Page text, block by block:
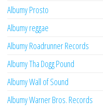
Albumy Prosto
Albumy reggae
Albumy Roadrunner Records
Albumy Tha Dogg Pound
Albumy Wall of Sound
Albumy Warner Bros. Records